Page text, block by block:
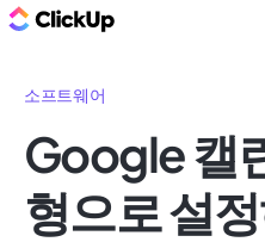
소프트웨어
Google 캘
형으로 설